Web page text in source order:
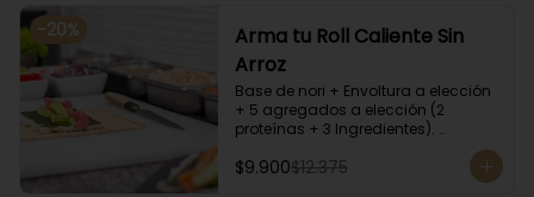
-20%
Arma tu Roll Caliente Sin
Arroz
Base de nori + Envoltura a elección
+ 5 agregados a elección (2
proteínas + 3 Ingredientes).
Acompañado con salsa de soya.
Recomendamos incluir en el relleno
palta y/o queso crema para que el
$9.900$12.375